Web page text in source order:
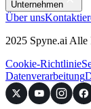
Unternehmen
Über uns
2025 Spyne.ai Alle
Cookie-Richtlinie
Datenverarbeitung